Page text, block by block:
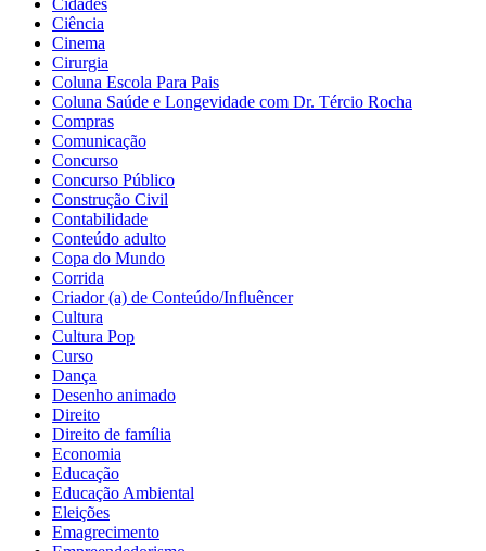
Ciência
Cinema
Cirurgia
Coluna Escola Para Pais
Coluna Saúde e Longevidade com Dr. Tércio Rocha
Compras
Comunicação
Concurso
Concurso Público
Construção Civil
Contabilidade
Conteúdo adulto
Copa do Mundo
Corrida
Criador (a) de Conteúdo/Influêncer
Cultura
Cultura Pop
Curso
Dança
Desenho animado
Direito
Direito de família
Economia
Educação
Educação Ambiental
Eleições
Emagrecimento